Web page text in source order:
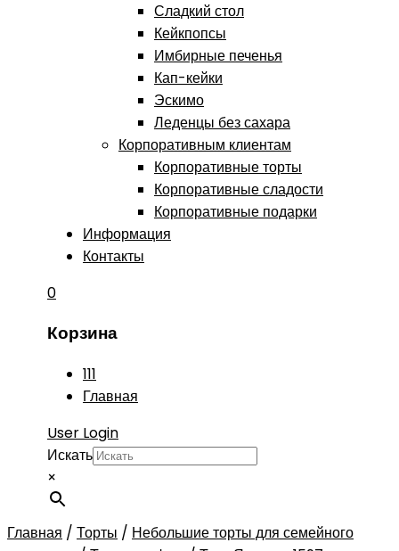
Сладкий стол
Кейкпопсы
Имбирные печенья
Кап-кейки
Эскимо
Леденцы без сахара
Корпоративным клиентам
Корпоративные торты
Корпоративные сладости
Корпоративные подарки
Информация
Контакты
0
Корзина
111
Главная
User Login
Искать
×
Главная / Торты / Небольшие торты для семейного